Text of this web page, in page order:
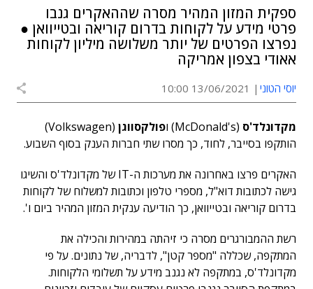
ספקית המזון המהיר מסרה שההאקרים גנבו
פרטי מידע על לקוחות בדרום קוריאה ובטייוואן ●
נפרצו הפרטים של יותר משלושה מיליון לקוחות
אאודי בצפון אמריקה
יוסי הטוני 13/06/2021 10:00
מקדונלד'ס (McDonald's) ו פולקסווגן
(Volkswagen)
הותקפו בסייבר, לחוד, כך מסרו שתי חברות הענק בסוף השבוע.
האקרים פרצו באחרונה את מערכות ה-IT של מקדונלד'ס והשיגו
גישה לכתובות דוא"ל, מספרי טלפון וכתובות למשלוח של לקוחות
בדרום קוריאה ובטייוואן, כך הודיעה ענקית המזון המהיר ביום ו'.
רשת ההמבורגרים מסרה כי זיהתה במהירות והכילה את
המתקפה, שכללה "מספר קטן", לדבריה, של נתונים. על פי
מקדונלד'ס, במתקפה לא נגנב מידע על תשלומי הלקוחות.